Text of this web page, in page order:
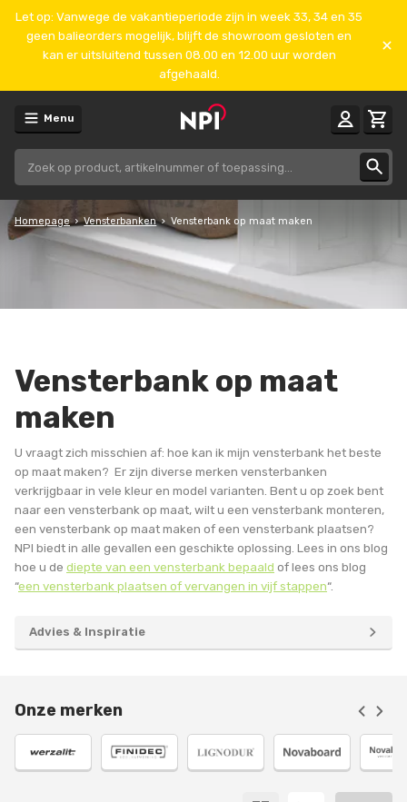
Let op: Vanwege de vakantieperiode zijn in week 33, 34 en 35
geen balieorders mogelijk, blijft de showroom gesloten en
kan er uitsluitend tussen 08.00 en 12.00 uur worden
afgehaald.
Menu
Homepage Vensterbanken Vensterbank op maat maken
Vensterbank op maat
maken
U vraagt zich misschien af: hoe kan ik mijn vensterbank het beste
op maat maken? Er zijn diverse merken vensterbanken
verkrijgbaar in vele kleur en model varianten. Bent u op zoek bent
naar een vensterbank op maat, wilt u een vensterbank monteren,
een vensterbank op maat maken of een vensterbank plaatsen?
NPI biedt in alle gevallen een geschikte oplossing. Lees in ons blog
hoe u de diepte van een vensterbank bepaald of lees ons blog
“een vensterbank plaatsen of vervangen in vijf stappen“.
Advies & Inspiratie
Onze merken